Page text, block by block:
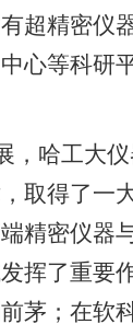
超精密仪
心等科研
，哈工大
取得了一
精密仪器
挥了重要
茅；在软